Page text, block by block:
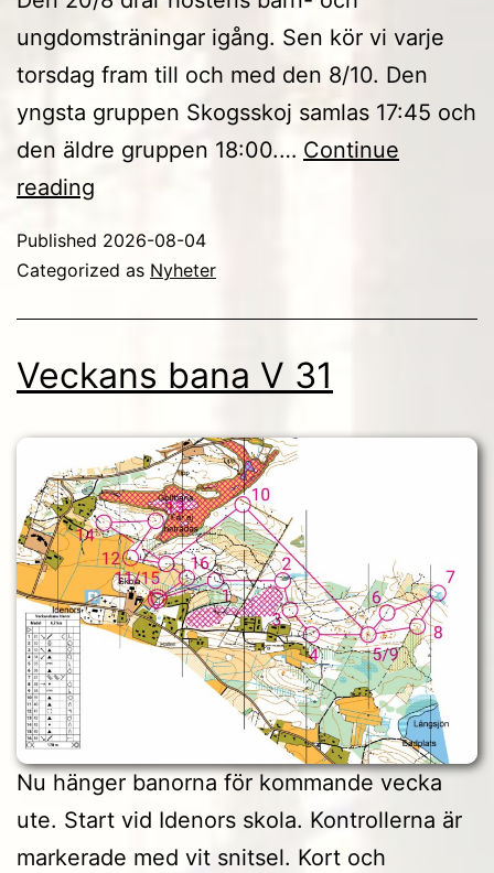
ungdomsträningar igång. Sen kör vi varje
torsdag fram till och med den 8/10. Den
yngsta gruppen Skogsskoj samlas 17:45 och
den äldre gruppen 18:00.… Continue
reading
och
Published 2026-08-04
Categorized as Nyheter
Veckans bana V 31
Nu hänger banorna för kommande vecka
ute. Start vid Idenors skola. Kontrollerna är
markerade med vit snitsel. Kort och